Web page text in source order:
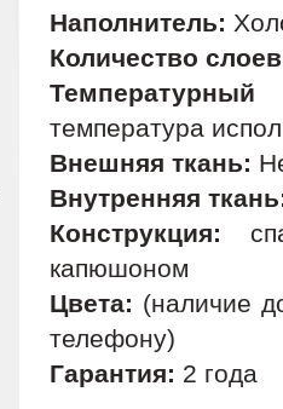
Наполнитель:
Количество
Температурный
температура
Внешняя ткань:
Внутренняя
Конструкция:
капюшоном
Цвета: (наличие
телефону)
Гарантия: 2 года